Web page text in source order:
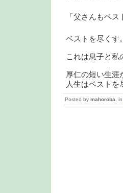
「父さんもベ
ベストを尽くす。
これは息子と私
厚仁の短い生涯
人生はベスト
Posted by mahoroba , in